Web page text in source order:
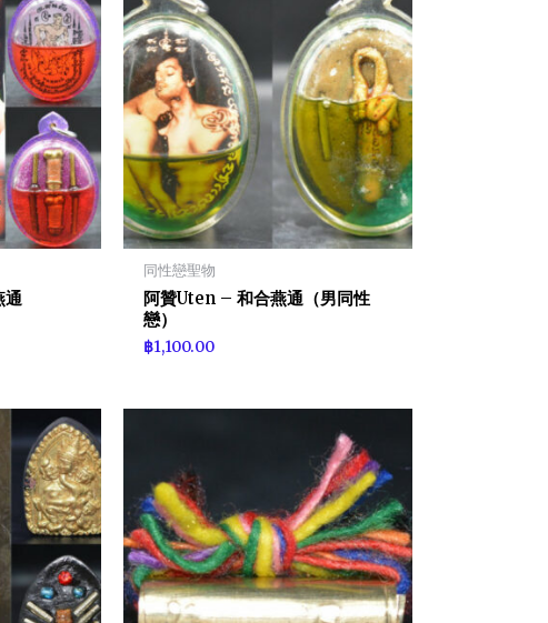
通
同性戀聖物
阿贊Uten – 和合燕通（男同性
戀）
฿1,100.00